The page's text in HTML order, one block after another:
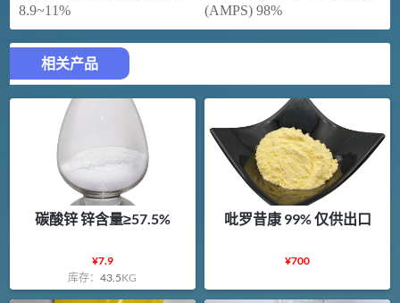
8.9~11%
(AMPS) 98%
相关产品
碳酸锌 锌含量≥57.5%
¥7.9
库存：43.5KG
吡罗昔康 99% 仅供出口
¥700